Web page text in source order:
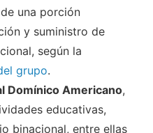
una porción
y suministro de
según la
grupo.
Domínico Americano,
educativas,
binacional, entre ellas